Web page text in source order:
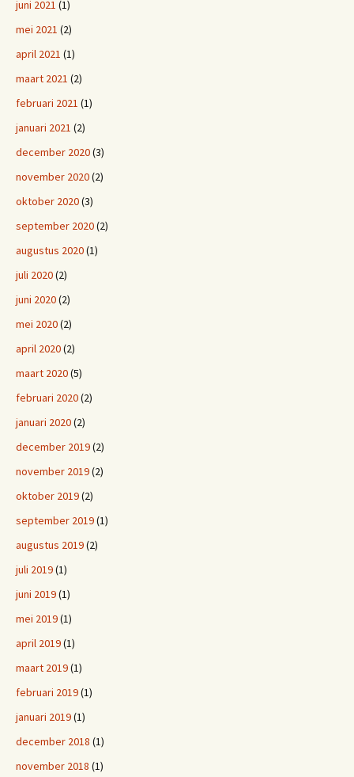
juni 2021 (1)
mei 2021 (2)
april 2021 (1)
maart 2021 (2)
februari 2021 (1)
januari 2021 (2)
december 2020(3)
november 2020(2)
oktober 2020(3)
september 2020(2)
augustus 2020(1)
juli 2020(2)
juni 2020(2)
mei 2020(2)
april 2020(2)
maart 2020(5)
februari 2020(2)
januari 2020(2)
december 2019(2)
november 2019(2)
oktober 2019(2)
september 2019(1)
augustus 2019(2)
juli 2019(1)
juni 2019(1)
mei 2019(1)
april 2019(1)
maart 2019(1)
februari 2019(1)
januari 2019(1)
december 2018 (1)
november 2018 (1)